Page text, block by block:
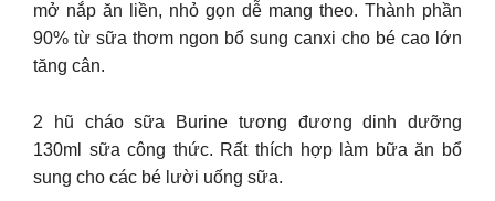
mở nắp ăn liền, nhỏ gọn dễ mang theo. Thành phần
90% từ sữa thơm ngon bổ sung canxi cho bé cao lớn
tăng cân.
2 hũ cháo sữa Burine tương đương dinh dưỡng
130ml sữa công thức. Rất thích hợp làm bữa ăn bổ
sung cho các bé lười uống sữa.